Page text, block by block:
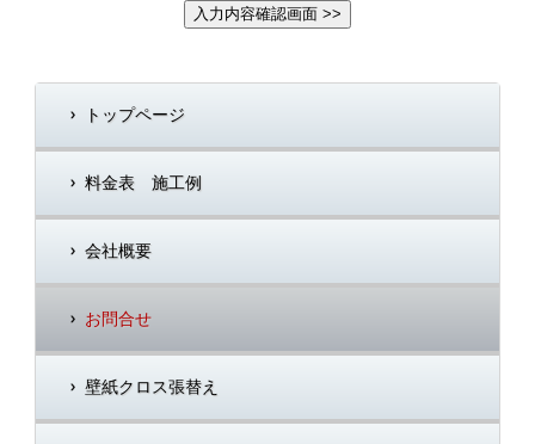
トップページ
料金表 施工例
会社概要
お問合せ
壁紙クロス張替え